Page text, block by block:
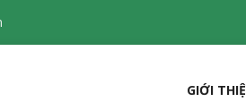
GIỚI